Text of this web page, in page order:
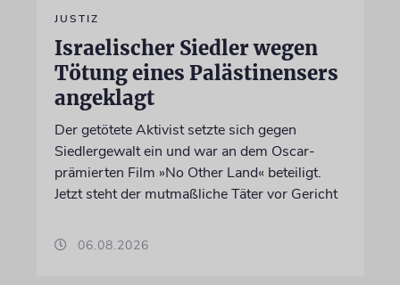
JUSTIZ
Israelischer Siedler wegen
Tötung eines Palästinensers
angeklagt
Der getötete Aktivist setzte sich gegen
Siedlergewalt ein und war an dem Oscar-
prämierten Film »No Other Land« beteiligt.
Jetzt steht der mutmaßliche Täter vor Gericht
06.08.2026